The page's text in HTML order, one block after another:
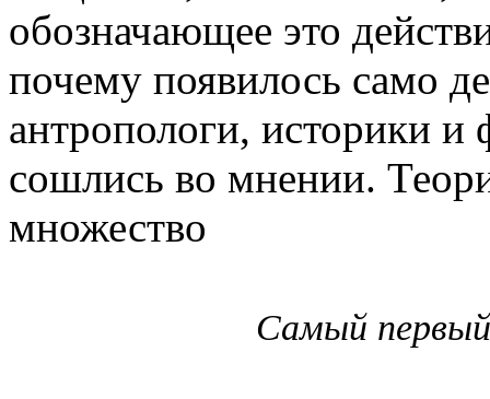
обозначающее это
почему появилось само
антропологи, историки
сошлись во мнении.
множество
Самый